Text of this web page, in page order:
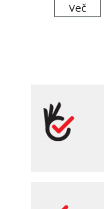
Več